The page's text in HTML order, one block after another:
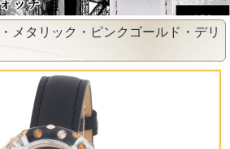
メタリック・ピンクゴールド・デリ